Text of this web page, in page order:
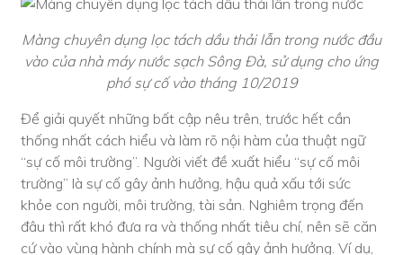
Màng chuyên dụng lọc tách dầu thải lẫn trong nước đầu
vào của nhà máy nước sạch Sông Đà, sử dụng cho ứng
phó sự cố vào tháng 10/2019
Để giải quyết những bất cập nêu trên, trước hết cần
thống nhất cách hiểu và làm rõ nội hàm của thuật ngữ
“sự cố môi trường”. Người viết đề xuất hiểu “sự cố môi
trường” là sự cố gây ảnh hưởng, hậu quả xấu tới sức
khỏe con người, môi trường, tài sản. Nghiêm trọng đến
đâu thì rất khó đưa ra và thống nhất tiêu chí, nên sẽ căn
cứ vào vùng hành chính mà sự cố gây ảnh hưởng. Ví dụ,